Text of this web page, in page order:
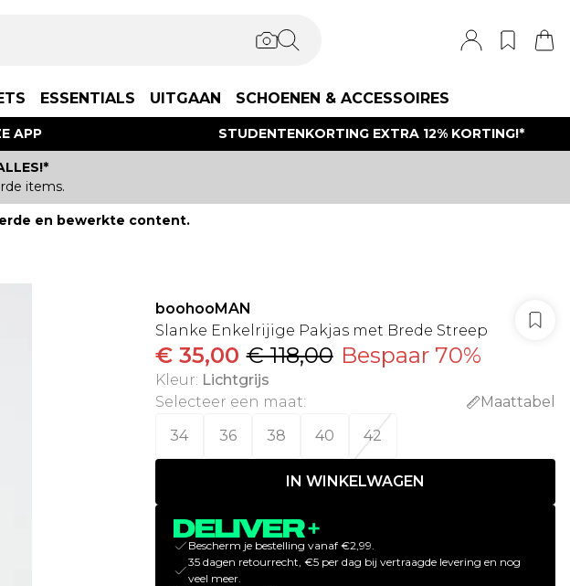
ESSENTIALS UITGAAN SCHOENEN & ACCESSOIRES
APP STUDENTENKORTING EXTRA 12% KORTING!*
items.
en bewerkte content.
boohooMAN
Slanke Enkelrijige Pakjas met Brede Streep
€ 35,00 € 118,00 Bespaar 70%
Kleur: Lichtgrijs
Selecteer een maat:
Maattabel
34
36 38 40 42
IN WINKELWAGEN
Bescherm je bestelling vanaf €2,99.
35 dagen retourrecht, €5 per dag bij vertraagde levering en nog
veel meer.